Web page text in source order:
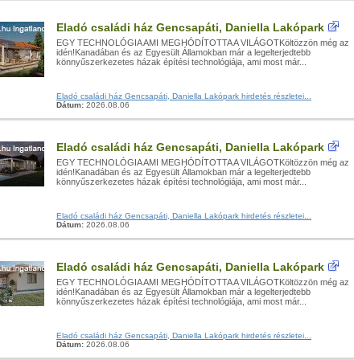
Eladó családi ház Gencsapáti, Daniella Lakópark
EGY TECHNOLÓGIA AMI MEGHÓDÍTOTTA A VILÁGOTKöltözzön még az
idén!Kanadában és az Egyesült Államokban már a legelterjedtebb
könnyűszerkezetes házak építési technológiája, ami most már...
Eladó családi ház Gencsapáti, Daniella Lakópark hirdetés részletei...
Dátum: 2026.08.06
Eladó családi ház Gencsapáti, Daniella Lakópark
EGY TECHNOLÓGIA AMI MEGHÓDÍTOTTA A VILÁGOTKöltözzön még az
idén!Kanadában és az Egyesült Államokban már a legelterjedtebb
könnyűszerkezetes házak építési technológiája, ami most már...
Eladó családi ház Gencsapáti, Daniella Lakópark hirdetés részletei...
Dátum: 2026.08.06
Eladó családi ház Gencsapáti, Daniella Lakópark
EGY TECHNOLÓGIA AMI MEGHÓDÍTOTTA A VILÁGOTKöltözzön még az
idén!Kanadában és az Egyesült Államokban már a legelterjedtebb
könnyűszerkezetes házak építési technológiája, ami most már...
Eladó családi ház Gencsapáti, Daniella Lakópark hirdetés részletei...
Dátum: 2026.08.06